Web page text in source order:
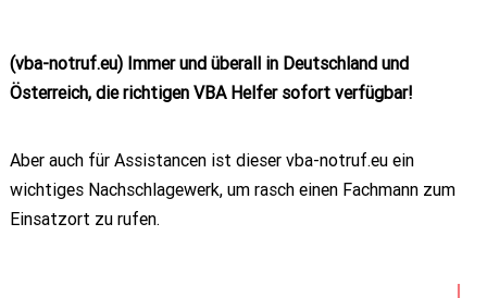
(vba-notruf.eu) Immer und überall in Deutschland und
Österreich, die richtigen VBA Helfer sofort verfügbar!
Aber auch für Assistancen ist dieser vba-notruf.eu ein
wichtiges Nachschlagewerk, um rasch einen Fachmann zum
Einsatzort zu rufen.